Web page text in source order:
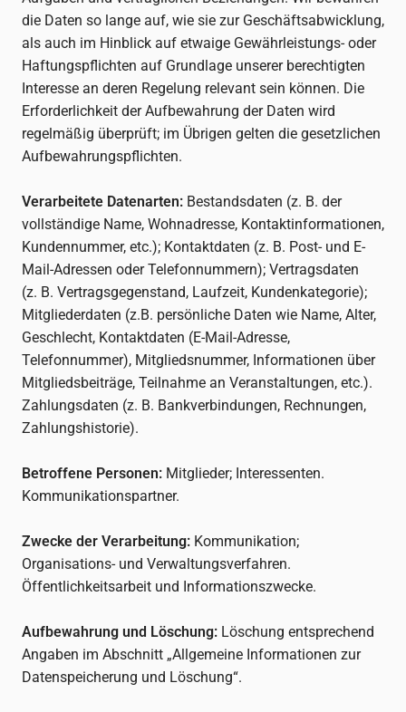
die Daten so lange auf, wie sie zur Geschäftsabwicklung,
als auch im Hinblick auf etwaige Gewährleistungs- oder
Haftungspflichten auf Grundlage unserer berechtigten
Interesse an deren Regelung relevant sein können. Die
Erforderlichkeit der Aufbewahrung der Daten wird
regelmäßig überprüft; im Übrigen gelten die gesetzlichen
Aufbewahrungspflichten.
Verarbeitete Datenarten: Bestandsdaten (z. B. der
vollständige Name, Wohnadresse, Kontaktinformationen,
Kundennummer, etc.); Kontaktdaten (z. B. Post- und E-
Mail-Adressen oder Telefonnummern); Vertragsdaten
(z. B. Vertragsgegenstand, Laufzeit, Kundenkategorie);
Mitgliederdaten (z.B. persönliche Daten wie Name, Alter,
Geschlecht, Kontaktdaten (E-Mail-Adresse,
Telefonnummer), Mitgliedsnummer, Informationen über
Mitgliedsbeiträge, Teilnahme an Veranstaltungen, etc.).
Zahlungsdaten (z. B. Bankverbindungen, Rechnungen,
Zahlungshistorie).
Betroffene Personen: Mitglieder; Interessenten.
Kommunikationspartner.
Zwecke der Verarbeitung: Kommunikation;
Organisations- und Verwaltungsverfahren.
Öffentlichkeitsarbeit und Informationszwecke.
Aufbewahrung und Löschung: Löschung entsprechend
Angaben im Abschnitt „Allgemeine Informationen zur
Datenspeicherung und Löschung“.